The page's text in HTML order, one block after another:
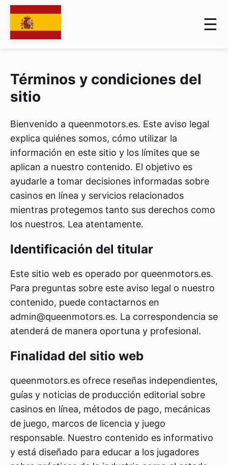
Términos y condiciones del
sitio
Bienvenido a queenmotors.es. Este aviso legal
explica quiénes somos, cómo utilizar la
información en este sitio y los límites que se
aplican a nuestro contenido. El objetivo es
ayudarle a tomar decisiones informadas sobre
casinos en línea y servicios relacionados
mientras protegemos tanto sus derechos como
los nuestros. Lea atentamente.
Identificación del titular
Este sitio web es operado por queenmotors.es.
Para preguntas sobre este aviso legal o nuestro
contenido, puede contactarnos en
admin@queenmotors.es. La correspondencia se
atenderá de manera oportuna y profesional.
Finalidad del sitio web
queenmotors.es ofrece reseñas independientes,
guías y noticias de producción editorial sobre
casinos en línea, métodos de pago, mecánicas
de juego, marcos de licencia y juego
responsable. Nuestro contenido es informativo
y está diseñado para educar a los jugadores